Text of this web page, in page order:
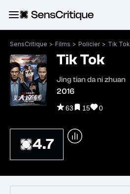
SensCritique > Films > Policier > Tik Tok
Tik Tok
Jing tian da ni zhuan
2016
63 15 0
4.7